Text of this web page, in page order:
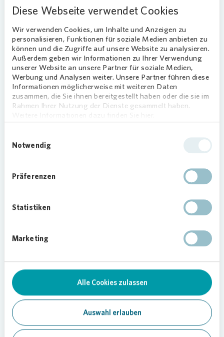
Diese Webseite verwendet Cookies
Wir verwenden Cookies, um Inhalte und Anzeigen zu
personalisieren, Funktionen für soziale Medien anbieten zu
können und die Zugriffe auf unsere Website zu analysieren.
Außerdem geben wir Informationen zu Ihrer Verwendung
unserer Website an unsere Partner für soziale Medien,
Werbung und Analysen weiter. Unsere Partner führen diese
Informationen möglicherweise mit weiteren Daten
zusammen, die Sie ihnen bereitgestellt haben oder die sie im
Rahmen Ihrer Nutzung der Dienste gesammelt haben.
Notwendig
Präferenzen
Statistiken
Marketing
Alle Cookies zulassen
Auswahl erlauben